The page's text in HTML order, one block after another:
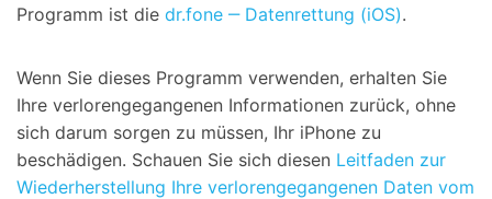
Programm ist die dr.fone ‒ Datenrettung (iOS).
Wenn Sie dieses Programm verwenden, erhalten Sie
Ihre verlorengegangenen Informationen zurück, ohne
sich darum sorgen zu müssen, Ihr iPhone zu
beschädigen. Schauen Sie sich diesen Leitfaden zur
Wiederherstellung Ihre verlorengegangenen Daten vom